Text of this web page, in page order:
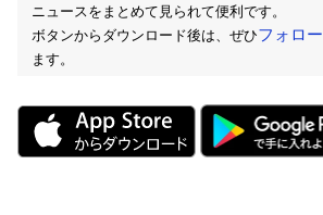
ニュースをまとめて見られて便利です。
ボタンからダウンロード後は、ぜひフォロー
ます。